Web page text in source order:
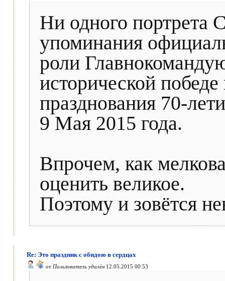
Ни одного портрета
упоминания
роли
исторической
празднования 70-
9 Мая 2015 года.
Впрочем, как
оценить великое.
Поэтому и зовётся
Re: Это праздник с обидою в сердцах
от Пользователь удалён 12.05.2015 00:53